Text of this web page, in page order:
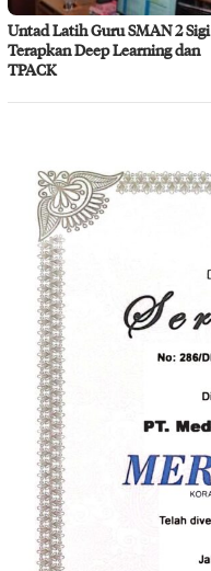
Untad Latih Guru SMAN 2 Sigi
Terapkan Deep Learning dan
TPACK